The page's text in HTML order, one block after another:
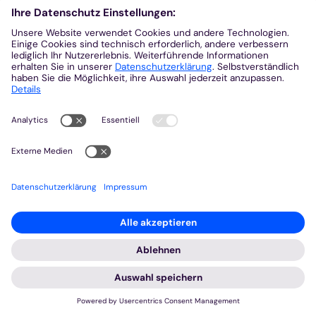
Eine Anmeldung ist erforderlich unter:
Staendiger.Diakonat@bistum-aachen.deoder
telefonisch bei Frau Ute Ntsala, Tel.: 0241/452-548
Quelle:Diakone
© Bistum Aachen
Impressum
Datenschutzerklärung